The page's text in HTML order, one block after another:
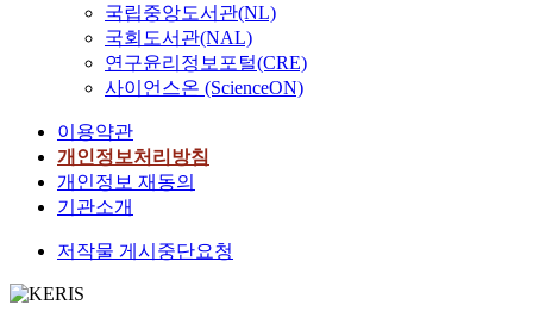
국립중앙도서관(NL)
국회도서관(NAL)
연구윤리정보포털(CRE)
사이언스온 (ScienceON)
이용약관
개인정보처리방침
개인정보 재동의
기관소개
저작물 게시중단요청